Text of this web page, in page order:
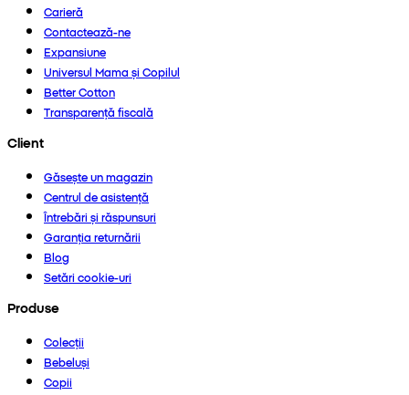
Carieră
Contactează-ne
Expansiune
Universul Mama și Copilul
Better Cotton
Transparență fiscală
Client
Găsește un magazin
Centrul de asistență
Întrebări și răspunsuri
Garanția returnării
Blog
Setări cookie-uri
Produse
Colecții
Bebeluși
Copii